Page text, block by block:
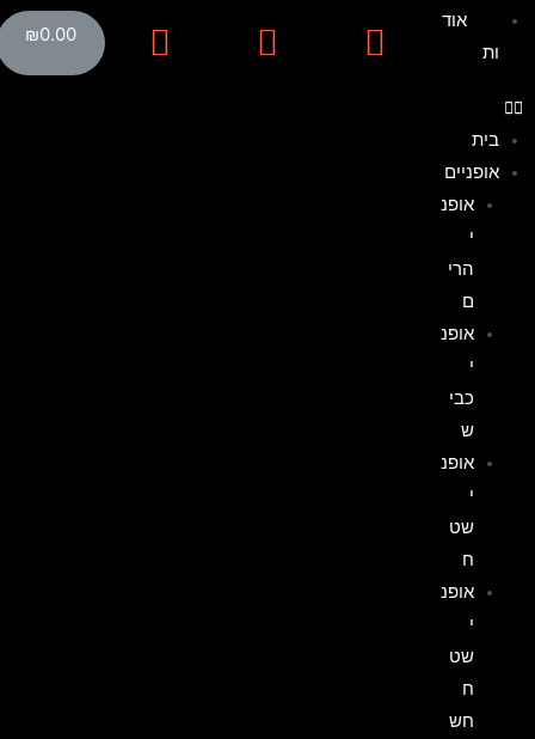
אוד
ות
בית
אופניים
אופנ
י
הרי
ם
אופנ
י
כבי
ש
אופנ
י
שט
ח
אופנ
י
שט
ח
חש
₪0.00